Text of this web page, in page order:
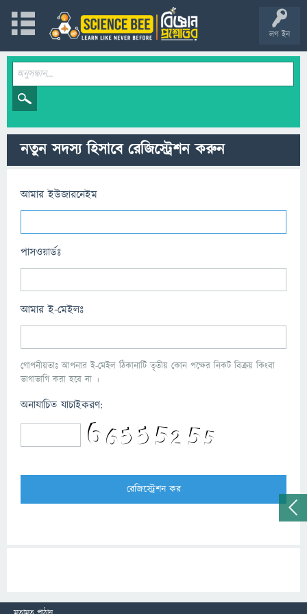
লগ ইন
নতুন সদস্য হিসাবে রেজিস্ট্রেশন করুন
আমার ইউজারনেইম
পাসওয়ার্ডঃ
আমার ই-মেইলঃ
গোপনীয়তাঃ আপনার ই-মেইল ঠিকানাটি তৃতীয় কোন পক্ষের নিকট বিক্রয় কিংবা
ভাগাভাগি করা হবে না ।
অনাযাচিত যাচাইকরণ: